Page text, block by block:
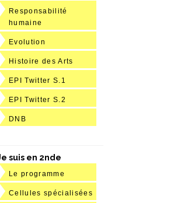
Responsabilité
humaine
Evolution
Histoire des Arts
EPI Twitter S.1
EPI Twitter S.2
DNB
suis en 2nde
Le programme
Cellules spécialisées